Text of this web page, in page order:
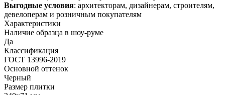
Выгодные условия: архитекторам, дизайнерам, строителям,
девелоперам и розничным покупателям
Характеристики
Наличие образца в шоу-руме
Да
Классификация
ГОСТ 13996-2019
Основной оттенок
Черный
Размер плитки